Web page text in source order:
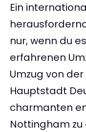
Ein
nur, wenn du
erfahrenen
Umzug von
Hauptstadt
charmanten
Nottingham